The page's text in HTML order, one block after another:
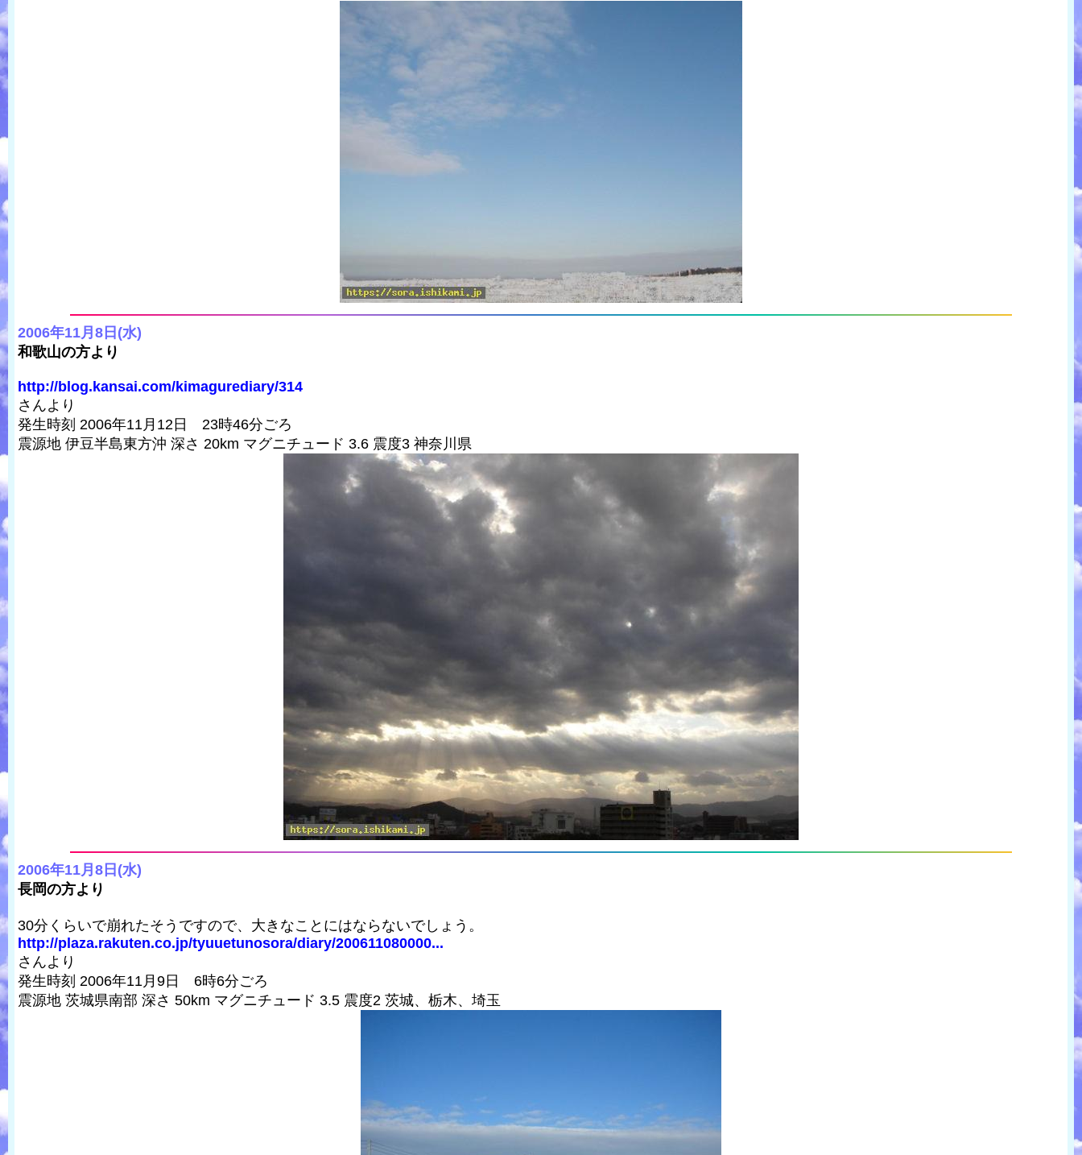
2006年11月8日(水)
和歌山の方より
http://blog.kansai.com/kimagurediary/314
さんより
発生時刻 2006年11月12日 23時46分ごろ
震源地 伊豆半島東方沖 深さ 20km マグニチュード 3.6 震度3 神奈川県
2006年11月8日(水)
長岡の方より
30分くらいで崩れたそうですので、大きなことにはならないでしょう。
http://plaza.rakuten.co.jp/tyuuetunosora/diary/200611080000...
さんより
発生時刻 2006年11月9日 6時6分ごろ
震源地 茨城県南部 深さ 50km マグニチュード 3.5 震度2 茨城、栃木、埼玉